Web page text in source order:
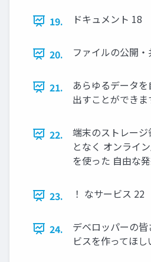
19. ドキュメント 18
20. ファイルの公開
21.
あらゆるデータ
出すことができま
22.
端末のストレー
となく オンライ
を使った 自由な
23. ！ なサービス 22
24.
デベロッパーの
ビスを作ってほし